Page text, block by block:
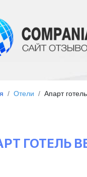
Отели Апарт
ГОТЕЛЬ